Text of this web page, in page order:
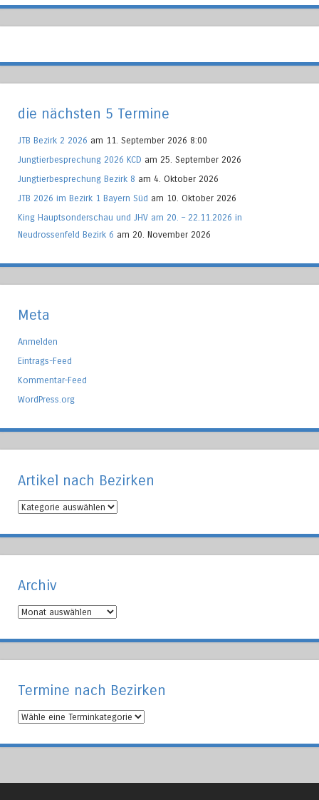
die nächsten 5 Termine
JTB Bezirk 2 2026 am 11. September 2026 8:00
Jungtierbesprechung 2026 KCD am 25. September 2026
Jungtierbesprechung Bezirk 8 am 4. Oktober 2026
JTB 2026 im Bezirk 1 Bayern Süd am 10. Oktober 2026
King Hauptsonderschau und JHV am 20. – 22.11.2026 in
Neudrossenfeld Bezirk 6 am 20. November 2026
Meta
Anmelden
Eintrags-Feed
Kommentar-Feed
WordPress.org
Artikel nach Bezirken
Artikel
Bezirken
Archiv
Archiv
Termine nach Bezirken